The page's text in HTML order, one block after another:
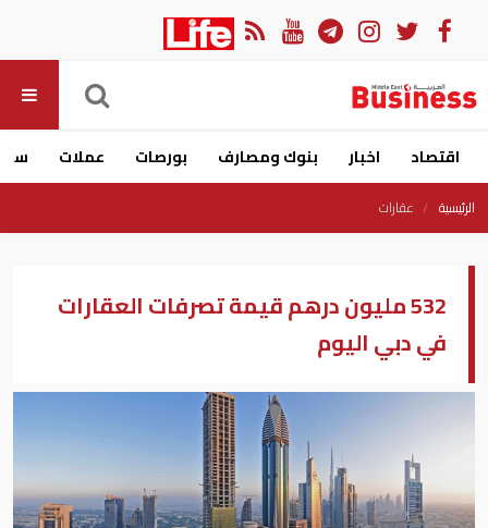
اقتصاد اخبار بنوك ومصارف بورصات عملات
الرئيسية عقارات
532 مليون درهم قيمة تصرفات العقارات
في دبي اليوم